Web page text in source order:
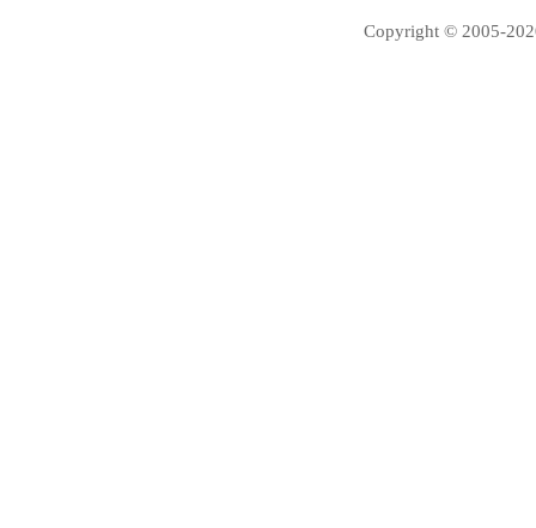
Copyright © 2005-